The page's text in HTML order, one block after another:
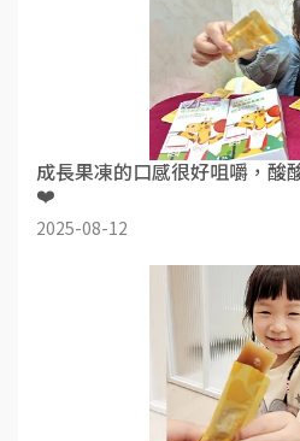
成長果凍的口感很好咀嚼，酸
❤️
2025-08-12